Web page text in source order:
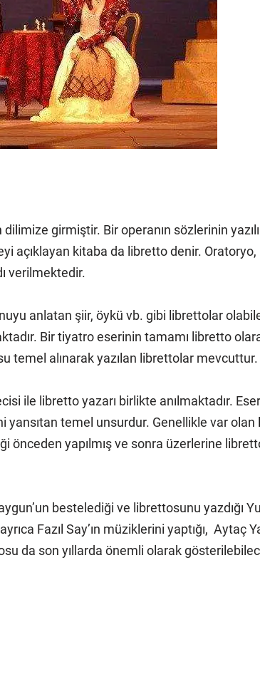
girmiştir. Bir operanın sözlerinin
açıklayan kitaba da libretto denir.
verilmektedir.
anlatan şiir, öykü vb. gibi librettolar
Bir tiyatro eserinin tamamı libretto
temel alınarak yazılan librettolar mevcuttur.
ile libretto yazarı birlikte anılmaktadır.
yansıtan temel unsurdur. Genellikle var
önceden yapılmış ve sonra üzerlerine
bestelediği ve librettosunu yazdığı
Fazıl Say’ın müziklerini yaptığı, Aytaç
da son yıllarda önemli olarak